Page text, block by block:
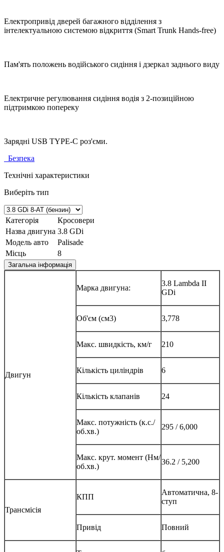
Електропривід дверей багажного відділення з
інтелектуальною системою відкриття (Smart Trunk Hands-free)
Пам'ять положень водійського сидіння і дзеркал заднього виду
Електричне регулювання сидіння водія з 2-позиційною
підтримкою попереку
Зарядні USB TYPE-C роз'єми.
Безпека
Технічні характеристики
Виберіть тип
Категорія
Кросовери
Назва двигуна 3.8 GDi
Модель авто
Palisade
Місць
8
Загальна інформація
Двигун
Марка двигуна:
3.8 Lambda II
GDi
Об'єм (см3) 3,778
Макс. швидкість, км/г 210
Кількість циліндрів 6
Кількість клапанів 24
Макс. потужність (к.с./
об.хв.)
295 / 6,000
Макс. крут. момент (Нм/
об.хв.)
36.2 / 5,200
Трансмісія
КПП
Автоматична, 8-
ступ
Привід Повний